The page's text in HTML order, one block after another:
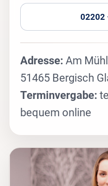
02202
Adresse: Am
51465 Bergisch
Terminvergabe:
bequem online